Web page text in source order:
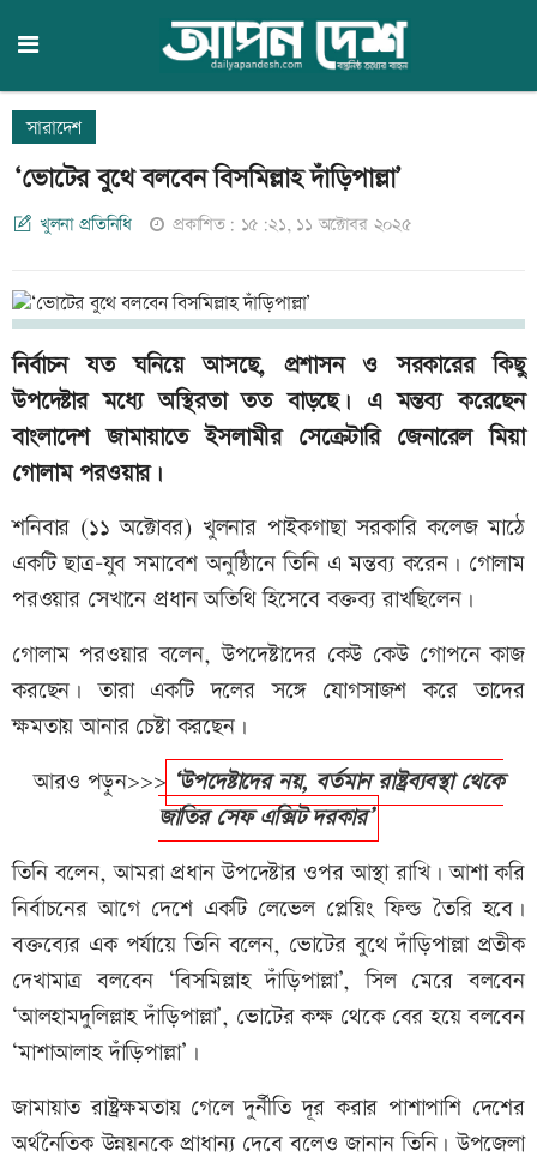
সারাদেশ
‘ভোটের বুথে বলবেন বিসমিল্লাহ দাঁড়িপাল্লা’
খুলনা প্রতিনিধি প্রকাশিত: ১৫:২১, ১১ অক্টোবর ২০২৫
নির্বাচন যত ঘনিয়ে আসছে, প্রশাসন ও সরকারের কিছু
উপদেষ্টার মধ্যে অস্থিরতা তত বাড়ছে। এ মন্তব্য করেছেন
বাংলাদেশ জামায়াতে ইসলামীর সেক্রেটারি জেনারেল মিয়া
গোলাম পরওয়ার।
শনিবার (১১ অক্টোবর) খুলনার পাইকগাছা সরকারি কলেজ মাঠে
একটি ছাত্র-যুব সমাবেশ অনুষ্ঠিানে তিনি এ মন্তব্য করেন। গোলাম
পরওয়ার সেখানে প্রধান অতিথি হিসেবে বক্তব্য রাখছিলেন।
গোলাম পরওয়ার বলেন, উপদেষ্টাদের কেউ কেউ গোপনে কাজ
করছেন। তারা একটি দলের সঙ্গে যোগসাজশ করে তাদের
ক্ষমতায় আনার চেষ্টা করছেন।
আরও পড়ুন>>> ‘উপদেষ্টাদের নয়, বর্তমান রাষ্ট্রব্যবস্থা থেকে
জাতির সেফ এক্সিট দরকার’
তিনি বলেন, আমরা প্রধান উপদেষ্টার ওপর আস্থা রাখি। আশা করি
নির্বাচনের আগে দেশে একটি লেভেল প্লেয়িং ফিল্ড তৈরি হবে।
বক্তব্যের এক পর্যায়ে তিনি বলেন, ভোটের বুথে দাঁড়িপাল্লা প্রতীক
দেখামাত্র বলবেন ‘বিসমিল্লাহ দাঁড়িপাল্লা’, সিল মেরে বলবেন
‘আলহামদুলিল্লাহ দাঁড়িপাল্লা’, ভোটের কক্ষ থেকে বের হয়ে বলবেন
‘মাশাআলাহ দাঁড়িপাল্লা’।
জামায়াত রাষ্ট্রক্ষমতায় গেলে দুর্নীতি দূর করার পাশাপাশি দেশের
অর্থনৈতিক উন্নয়নকে প্রাধান্য দেবে বলেও জানান তিনি। উপজেলা